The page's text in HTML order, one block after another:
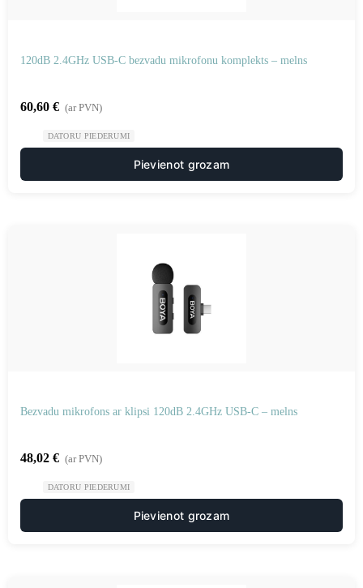
120dB 2.4GHz USB-C bezvadu mikrofonu komplekts – melns
60,60 € (ar PVN)
DATORU PIEDERUMI
Pievienot grozam
Bezvadu mikrofons ar klipsi 120dB 2.4GHz USB-C – melns
48,02 € (ar PVN)
DATORU PIEDERUMI
Pievienot grozam